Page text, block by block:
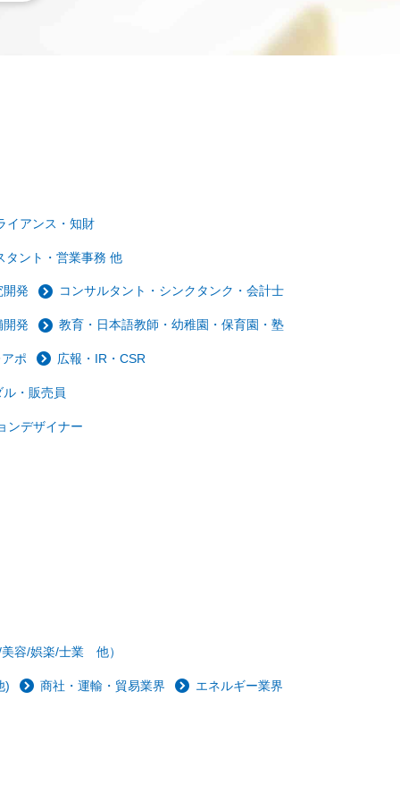
イアンス・知財
タント・営業事務 他
開発 コンサルタント・シンクタンク・会計士
開発 教育・日本語教師・幼稚園・保育園・塾
ポ 広報・IR・CSR
・販売員
ンデザイナー
容/娯楽/士業 他）
) 商社・運輸・貿易業界 エネルギー業界